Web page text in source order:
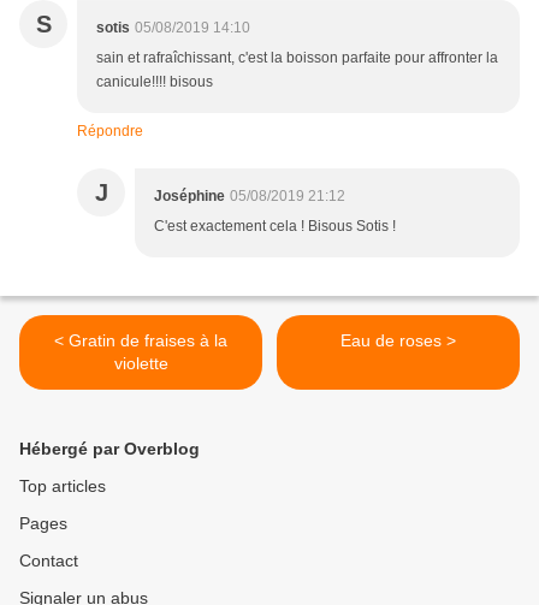
S sotis 05/08/2019 14:10
sain et rafraîchissant, c'est la boisson parfaite pour affronter la
canicule!!!! bisous
Répondre
J Joséphine 05/08/2019 21:12
C'est exactement cela ! Bisous Sotis !
< Gratin de fraises à la
violette
Eau de roses >
Hébergé par Overblog
Top articles
Pages
Contact
Signaler un abus